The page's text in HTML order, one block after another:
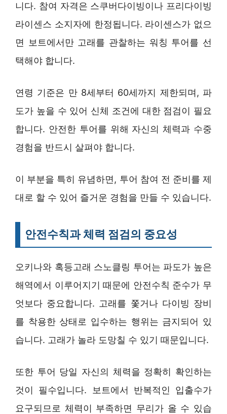
니다. 참여 자격은 스쿠버다이빙이나 프리다이빙
라이센스 소지자에 한정됩니다. 라이센스가 없으
면 보트에서만 고래를 관찰하는 워칭 투어를 선
택해야 합니다.
연령 기준은 만 8세부터 60세까지 제한되며, 파
도가 높을 수 있어 신체 조건에 대한 점검이 필요
합니다. 안전한 투어를 위해 자신의 체력과 수중
경험을 반드시 살펴야 합니다.
이 부분을 특히 유념하면, 투어 참여 전 준비를 제
대로 할 수 있어 즐거운 경험을 만들 수 있습니다.
안전수칙과 체력 점검의 중요성
오키나와 혹등고래 스노클링 투어는 파도가 높은
해역에서 이루어지기 때문에 안전수칙 준수가 무
엇보다 중요합니다. 고래를 쫓거나 다이빙 장비
를 착용한 상태로 입수하는 행위는 금지되어 있
습니다. 고래가 놀라 도망칠 수 있기 때문입니다.
또한 투어 당일 자신의 체력을 정확히 확인하는
것이 필수입니다. 보트에서 반복적인 입출수가
요구되므로 체력이 부족하면 무리가 올 수 있습